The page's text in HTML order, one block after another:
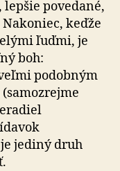
lepšie povedané,
keďže
ľuďmi, je
boh:
podobným
jediný druh